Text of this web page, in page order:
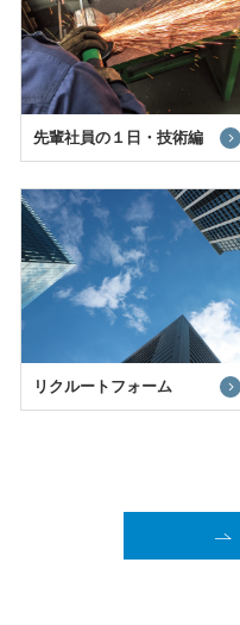
先輩社員の１日・技術編
リクルートフォーム